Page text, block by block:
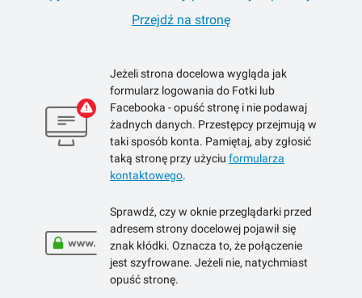
Przejdź na stronę
Jeżeli strona docelowa wygląda jak
formularz logowania do Fotki lub
Facebooka - opuść stronę i nie podawaj
żadnych danych. Przestępcy przejmują w
taki sposób konta. Pamiętaj, aby zgłosić
taką stronę przy użyciu formularza
kontaktowego.
Sprawdź, czy w oknie przeglądarki przed
adresem strony docelowej pojawił się
znak kłódki. Oznacza to, że połączenie
jest szyfrowane. Jeżeli nie, natychmiast
opuść stronę.